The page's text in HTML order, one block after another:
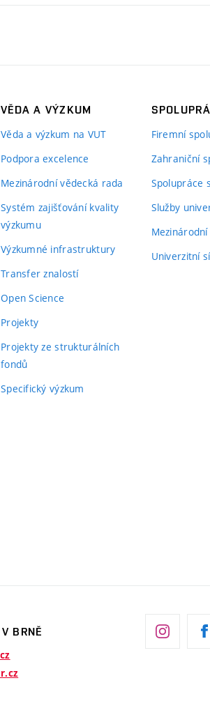
VĚDA A VÝZKUM
Věda a výzkum na VUT
Podpora excelence
Mezinárodní vědecká rada
Systém zajišťování kvality
výzkumu
Výzkumné infrastruktury
Transfer znalostí
Open Science
Projekty
Projekty ze strukturálních
fondů
Specifický výzkum
Firemní
Zahraniční
Spolupráce
Služby
Univerzitní
BRNĚ